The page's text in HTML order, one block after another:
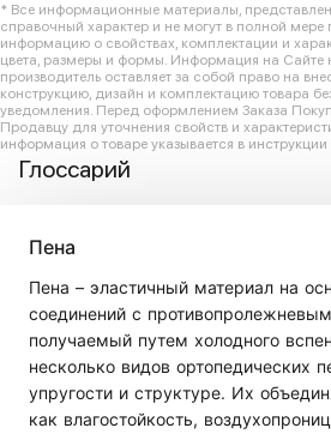
* Все информационные материалы,
справочный характер и не могут в полной мере
информацию о свойствах, комплектации и
цвета, размеры и формы. Информация на Сайте
производитель оставляет за собой право на
конструкцию, дизайн и комплектацию товара
уведомления. Перед оформлением Заказа
Продавцу для уточнения свойств и
информация о товаре указывается в
Глоссарий
Пена
Пена – эластичный материал на
соединений с
получаемый путем холодного
несколько видов ортопедических
упругости и структуре. Их
как влагостойкость,